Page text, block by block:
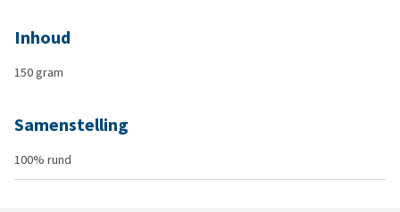
Inhoud
150 gram
Samenstelling
100% rund